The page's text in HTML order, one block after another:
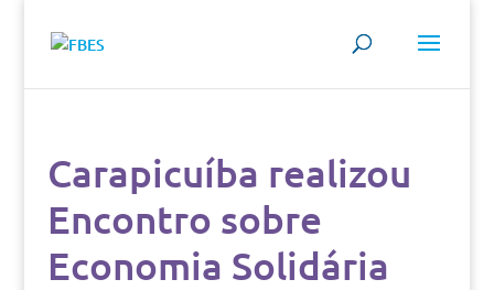
Carapicuíba realizou
Encontro sobre
Economia Solidária